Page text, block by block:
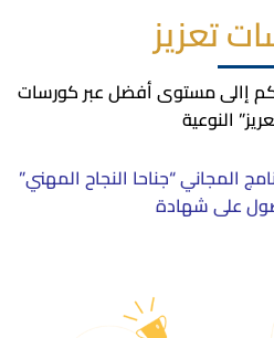
تعزيز
إالى مستوى أفضل عبر كورسات
النوعية
المجاني “جناحا النجاح المهني”
على شهادة